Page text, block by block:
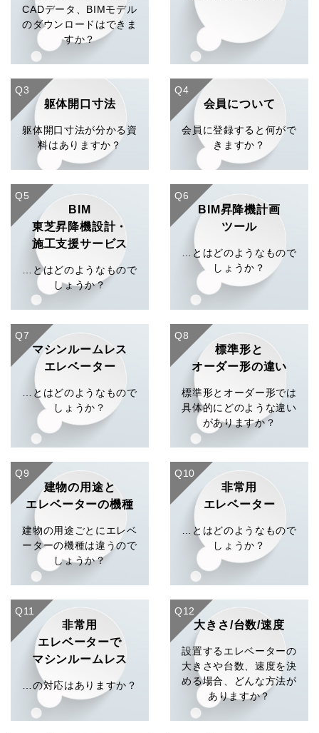
CADデータ、BIMモデル
のダウンロードはできま
すか？
躯体開口寸法
躯体開口寸法が分かる資
料はありますか？
Q3
会員について
会員に登録すると何がで
きますか？
Q4
BIM
東芝昇降機設計・
施工支援サービス
…とはどのようなもので
しょうか？
Q5
BIM昇降機計画
ツール
…とはどのようなもので
しょうか？
Q6
マシンルームレス
エレベーター
…とはどのようなもので
しょうか？
Q7
標準形と
オーダー形の違い
標準形とオーダー形では
具体的にどのような違い
がありますか？
Q8
建物の用途と
エレベーターの機種
建物の用途ごとにエレベ
ーターの機種は違うので
しょうか？
Q9
非常用
エレベーター
…とはどのようなもので
しょうか？
Q10
非常用
エレベーターで
マシンルームレス
…の対応はありますか？
Q11
大きさ/台数/速度
設置するエレベーターの
大きさや台数、速度を決
める場合、どんな方法が
ありますか？
Q12